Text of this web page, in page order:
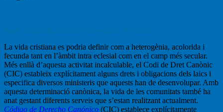
La vida cristiana es podria definir com a heterogènia, acolorida i
fecunda tant en l’àmbit intra eclesial com en el camp més secular.
Més enllà d’aquesta activitat incalculable, el Codi de Dret Canònic
(CIC) estableix explícitament alguns drets i obligacions dels laics i
especifica diversos ministeris que aquests han de desenvolupar. Amb
aquesta determinació canònica, la vida de les comunitats també ha
anat gestant diferents serveis que s’estan realitzant actualment.
Código de Derecho Canónico (CIC) establece explícitamente